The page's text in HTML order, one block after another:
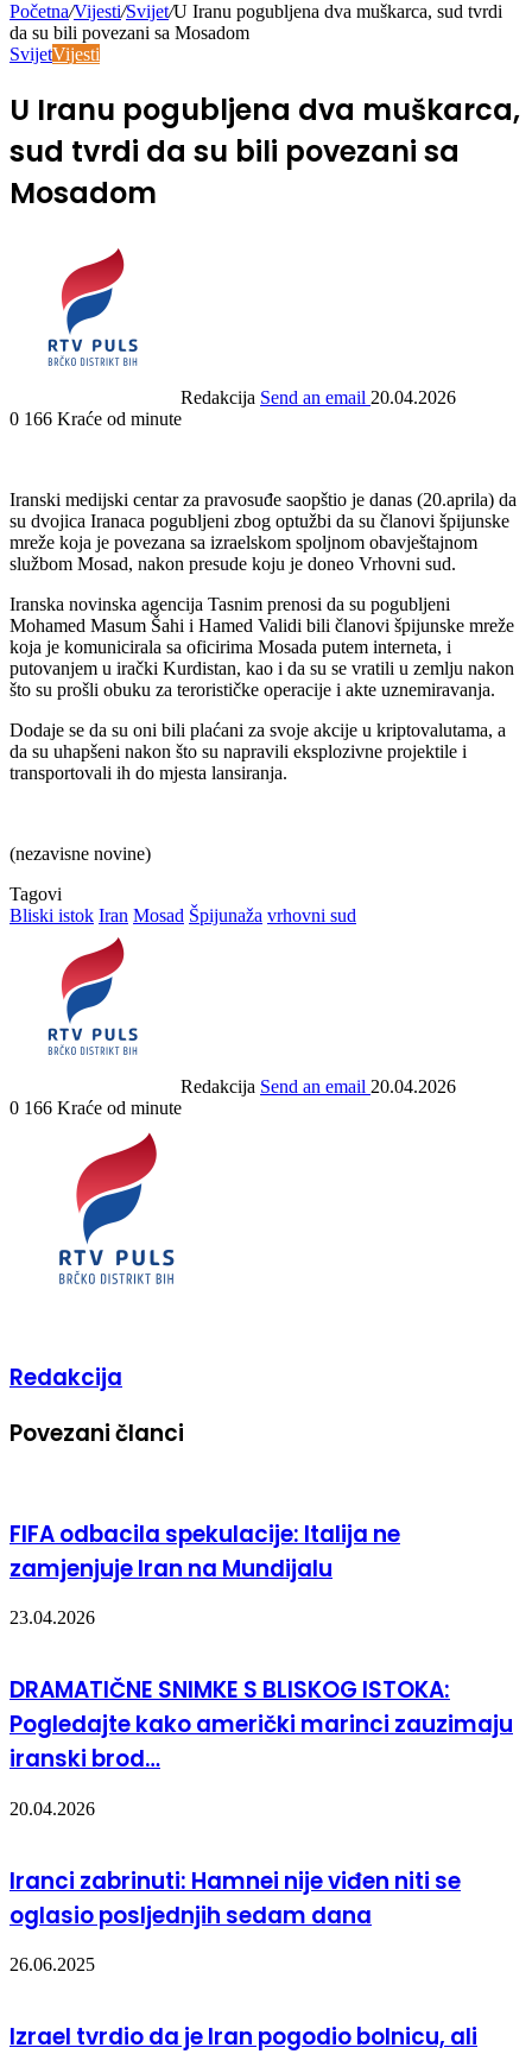
Početna/Vijesti/Svijet/U Iranu pogubljena dva muškarca, sud tvrdi
da su bili povezani sa Mosadom
SvijetVijesti
U Iranu pogubljena dva muškarca,
sud tvrdi da su bili povezani sa
Mosadom
Redakcija Send an email 20.04.2026
0 166 Kraće od minute
Iranski medijski centar za pravosuđe saopštio je danas (20.aprila) da
su dvojica Iranaca pogubljeni zbog optužbi da su članovi špijunske
mreže koja je povezana sa izraelskom spoljnom obavještajnom
službom Mosad, nakon presude koju je doneo Vrhovni sud.
Iranska novinska agencija Tasnim prenosi da su pogubljeni
Mohamed Masum Šahi i Hamed Validi bili članovi špijunske mreže
koja je komunicirala sa oficirima Mosada putem interneta, i
putovanjem u irački Kurdistan, kao i da su se vratili u zemlju nakon
što su prošli obuku za terorističke operacije i akte uznemiravanja.
Dodaje se da su oni bili plaćani za svoje akcije u kriptovalutama, a
da su uhapšeni nakon što su napravili eksplozivne projektile i
transportovali ih do mjesta lansiranja.
(nezavisne novine)
Tagovi
Bliski istok Iran Mosad Špijunaža vrhovni sud
Redakcija Send an email 20.04.2026
0 166 Kraće od minute
Redakcija
Povezani članci
FIFA odbacila spekulacije: Italija ne
zamjenjuje Iran na Mundijalu
23.04.2026
DRAMATIČNE SNIMKE S BLISKOG ISTOKA:
Pogledajte kako američki marinci zauzimaju
iranski brod…
20.04.2026
Iranci zabrinuti: Hamnei nije viđen niti se
oglasio posljednjih sedam dana
26.06.2025
Izrael tvrdio da je Iran pogodio bolnicu, ali